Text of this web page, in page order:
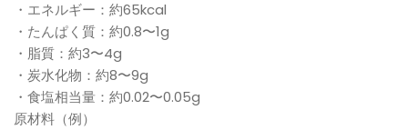
・エネルギー：約65kcal
・たんぱく質：約0.8〜1g
・脂質：約3〜4g
・炭水化物：約8〜9g
・食塩相当量：約0.02〜0.05g
原材料（例）